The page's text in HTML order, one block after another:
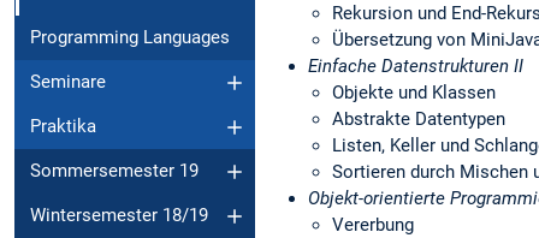
Programming Languages
Seminare
Praktika
Sommersemester 19
Wintersemester 18/19
Rekursion und End-
Übersetzung von
Einfache Datenstrukturen II
Objekte und Klassen
Abstrakte Datentypen
Listen, Keller und
Sortieren durch Mischen
Objekt-orientierte
Vererbung